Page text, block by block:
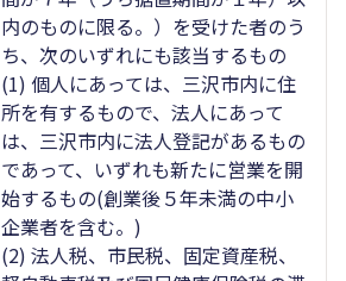
内のものに限る。）を受けた者のう
ち、次のいずれにも該当するもの
(1) 個人にあっては、三沢市内に住
所を有するもので、法人にあって
は、三沢市内に法人登記があるもの
であって、いずれも新たに営業を開
始するもの(創業後５年未満の中小
企業者を含む。)
(2) 法人税、市民税、固定資産税、